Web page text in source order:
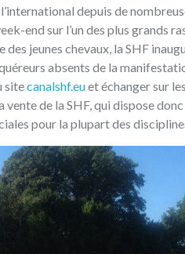
l’international depuis de
end sur l’un des plus grands
jeunes chevaux, la SHF
absents de la
sitecanalshf.euet échanger sur
vente de la SHF, qui dispose
pour la plupart des